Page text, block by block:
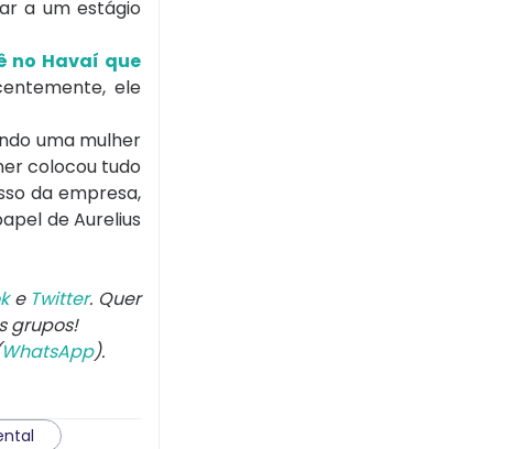
a um estágio
no Havaí que
ele
uma mulher
colocou tudo
da empresa,
de Aurelius
e Twitter. Quer
grupos!
WhatsApp).